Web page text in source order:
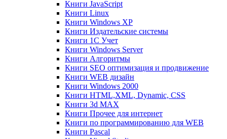
Книги JavaScript
Книги Linux
Книги Windows XP
Книги Издательские системы
Книги 1C Учет
Книги Windows Server
Книги Алгоритмы
Книги SEO оптимизация и продвижение
Книги WEB дизайн
Книги Windows 2000
Книги HTML,XML, Dynamic, CSS
Книги 3d MAX
Книги Прочее для интернет
Книги по программированию для WEB
Книги Pascal